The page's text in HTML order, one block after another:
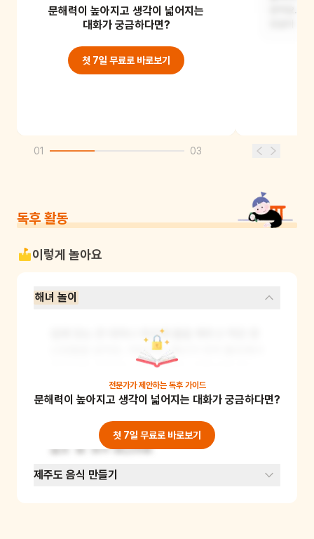
기억에 남아요. 주황색 테왁에 가득 담긴
성게를 보고
문해력이 높아지고 생각이 넓어지는
대화가 궁금하다면?
첫 7일 무료로 바로보기
01 03
독후 활동
이렇게 놀아요
해녀 놀이
집에 있는 큰 대야나 욕조에 물을 채우고 작은 장
난감들을 넣어요. 어린이는 해녀가 되어 물속에서
장난감을 건져내는 놀이를 해요. 이때 숨을 참고
물속에 얼굴을 담그는 시간을 재면서 누가 가장
오래 참는지 겨뤄볼 수도 있어요. 이 놀이를 통해
해녀들의 일이 얼마나 힘든지 체험해볼 수 있고,
물과 친해지는 기회도 됩니다. 준비물: 대야 또는
욕조, 물, 작은 장난감들
전문가가 제안하는 독후 가이드
문해력이 높아지고 생각이 넓어지는 대화가 궁금하다면?
첫 7일 무료로 바로보기
제주도 음식 만들기